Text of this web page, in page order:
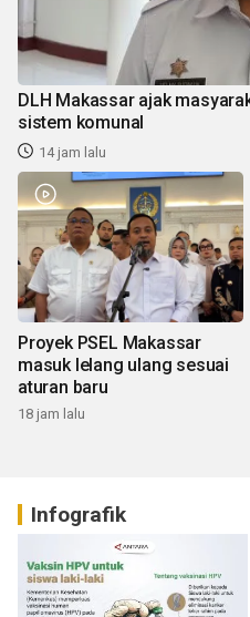
DLH Makassar ajak
sistem komunal
14 jam lalu
Proyek PSEL Makassar
masuk lelang ulang sesuai
aturan baru
18 jam lalu
Infografik